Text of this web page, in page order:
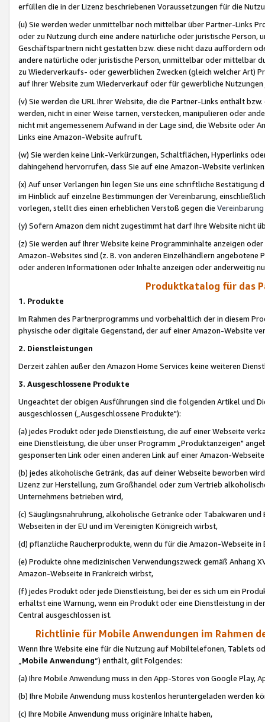
erfüllen die in der Lizenz beschriebenen Voraussetzungen für die
(u) Sie werden weder unmittelbar noch mittelbar über Partner-Links
oder zu Nutzung durch eine andere natürliche oder juristische
Geschäftspartnern nicht gestatten bzw. diese nicht dazu auffordern
andere natürliche oder juristische Person, unmittelbar oder mittelbar
zu Wiederverkaufs- oder gewerblichen Zwecken (gleich welcher Art)
auf Ihrer Website zum Wiederverkauf oder für gewerbliche
(v) Sie werden die URL Ihrer Website, die die Partner-Links enthält
werden, nicht in einer Weise tarnen, verstecken, manipulieren oder
nicht mit angemessenem Aufwand in der Lage sind, die Website oder
Links eine Amazon-Website aufruft.
(w) Sie werden keine Link-Verkürzungen, Schaltflächen, Hyperlinks
dahingehend hervorrufen, dass Sie auf eine Amazon-Website
(x) Auf unser Verlangen hin legen Sie uns eine schriftliche
im Hinblick auf einzelne Bestimmungen der Vereinbarung,
vorlegen, stellt dies einen erheblichen Verstoß gegen die Vereinbarung
(y) Sofern Amazon dem nicht zugestimmt hat darf Ihre Website nicht
(z) Sie werden auf Ihrer Website keine Programminhalte anzeigen
Amazon-Websites sind (z. B. von anderen Einzelhändlern
oder anderen Informationen oder Inhalte anzeigen oder anderweitig
Produktkatalog für das
1. Produkte
Im Rahmen des Partnerprogramms und vorbehaltlich der in diesem
physische oder digitale Gegenstand, der auf einer Amazon-Website
2. Dienstleistungen
Derzeit zählen außer den Amazon Home Services keine weiteren
3. Ausgeschlossene Produkte
Ungeachtet der obigen Ausführungen sind die folgenden Artikel und
ausgeschlossen („Ausgeschlossene Produkte"):
(a) jedes Produkt oder jede Dienstleistung, die auf einer Webseite
eine Dienstleistung, die über unser Programm „Produktanzeigen"
gesponserten Link oder einen anderen Link auf einer Amazon-
(b) jedes alkoholische Getränk, das auf deiner Webseite beworben
Lizenz zur Herstellung, zum Großhandel oder zum Vertrieb
Unternehmens betrieben wird,
(c) Säuglingsnahruhrung, alkoholische Getränke oder Tabakwaren
Webseiten in der EU und im Vereinigten Königreich wirbst,
(d) pflanzliche Raucherprodukte, wenn du für die Amazon-Webseite in
(e) Produkte ohne medizinischen Verwendungszweck gemäß Anhang
Amazon-Webseite in Frankreich wirbst,
(f) jedes Produkt oder jede Dienstleistung, bei der es sich um ein
erhältst eine Warnung, wenn ein Produkt oder eine Dienstleistung in
Central ausgeschlossen ist.
Richtlinie für Mobile Anwendungen im Rahmen
Wenn Ihre Website eine für die Nutzung auf Mobiltelefonen, Tablets
„Mobile Anwendung“) enthält, gilt Folgendes:
(a) Ihre Mobile Anwendung muss in den App-Stores von Google Play,
(b) Ihre Mobile Anwendung muss kostenlos heruntergeladen werden
(c) Ihre Mobile Anwendung muss originäre Inhalte haben,